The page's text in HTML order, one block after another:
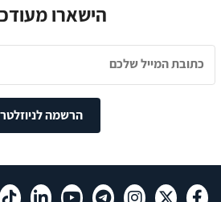
הישארו
הרשמה לניוזלטר